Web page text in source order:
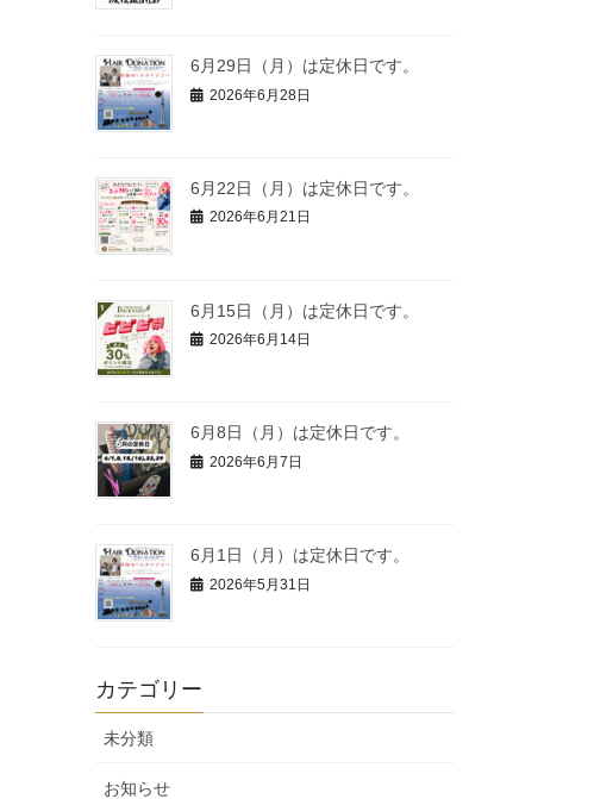
6月29日（月）は定休日です。
2026年6月28日
6月22日（月）は定休日です。
2026年6月21日
6月15日（月）は定休日です。
2026年6月14日
6月8日（月）は定休日です。
2026年6月7日
6月1日（月）は定休日です。
2026年5月31日
カテゴリー
未分類
お知らせ